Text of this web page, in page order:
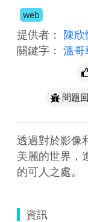
web
提供者： 陳欣
關鍵字： 溫哥
問題
透過對於影像
美麗的世界，
的可人之處。
資訊